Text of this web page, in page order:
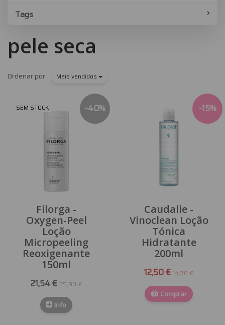
Tags
pele seca
Ordenar por Mais vendidos
-40%
SEM STOCK
Filorga -
Oxygen-Peel
Loção
Micropeeling
Reoxigenante
150ml
21,54 € 35,90 €
Info
-15%
Caudalie -
Vinoclean Loção
Tónica
Hidratante
200ml
12,50 € 14,70 €
Comprar